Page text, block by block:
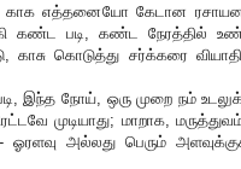
காக எத்தனையோ கேடான
கண்ட படி, கண்ட
காசு கொடுத்து சர்க்கரை
இந்த நோய், ஒரு முறை நம்
முடியாது; மாறாக,
ஓரளவு அல்லது பெரும்